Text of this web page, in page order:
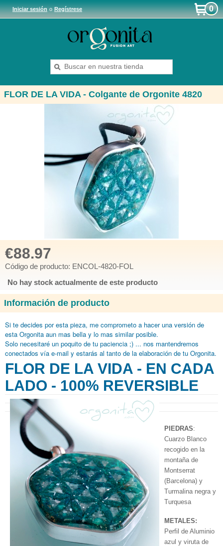
Iniciar sesiónoRegístrese 0
FLOR DE LA VIDA - Colgante de Orgonite 4820
€88.97
Código de producto: ENCOL-4820-FOL
No hay stock actualmente de este producto
Información de producto
Si te decides por esta pieza, me comprometo a hacer una versión de
esta Orgonita aun mas bella y lo mas similar posible.
Solo necesitaré un poquito de tu paciencia ;) ... nos mantendremos
conectados vía e-mail y estarás al tanto de la elaboración de tu Orgonita.
FLOR DE LA VIDA - EN CADA
LADO - 100% REVERSIBLE
PIEDRAS:
Cuarzo Blanco
recogido en la
montaña de
Montserrat
(Barcelona) y
Turmalina negra y
Turquesa
METALES:
Perfil de Aluminio
azul y viruta de